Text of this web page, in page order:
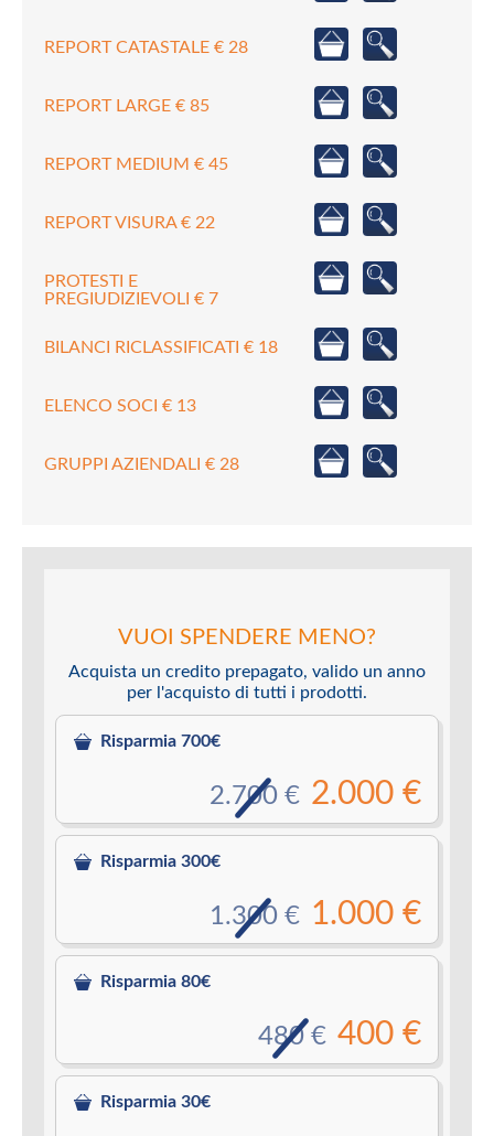
REPORT CATASTALE € 28
REPORT LARGE € 85
REPORT MEDIUM € 45
REPORT VISURA € 22
PROTESTI E
PREGIUDIZIEVOLI € 7
BILANCI RICLASSIFICATI € 18
ELENCO SOCI € 13
GRUPPI AZIENDALI € 28
VUOI SPENDERE MENO?
Acquista un credito prepagato, valido un anno
per l'acquisto di tutti i prodotti.
Risparmia 700€
2.000 €
2.700 €
Risparmia 300€
1.000 €
1.300 €
Risparmia 80€
400 €
480 €
Risparmia 30€